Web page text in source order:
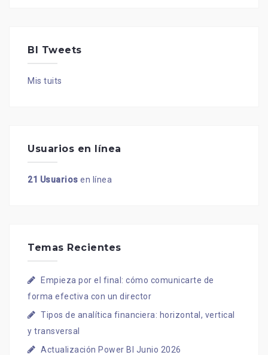
BI Tweets
Mis tuits
Usuarios en línea
21 Usuarios en línea
Temas Recientes
Empieza por el final: cómo comunicarte de
forma efectiva con un director
Tipos de analítica financiera: horizontal, vertical
y transversal
Actualización Power BI Junio 2026